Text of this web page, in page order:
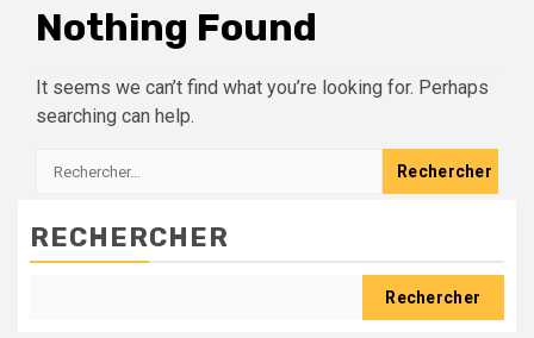
Nothing Found
It seems we can’t find what you’re looking for. Perhaps
searching can help.
Rechercher :
RECHERCHER
Rechercher